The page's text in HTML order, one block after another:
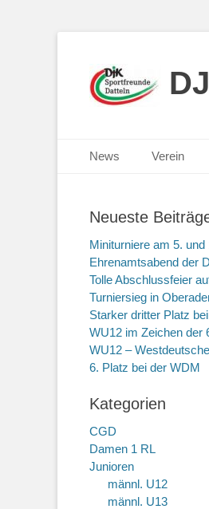
Primäres Menü
Inhalt
News Verein
Neueste
Miniturniere am 5.
Ehrenamtsabend der
Tolle Abschlussfeier
Turniersieg in
Starker dritter Platz
WU12 im Zeichen der
WU12 –
6. Platz bei der WDM
Kategorien
CGD
Damen 1 RL
Junioren
männl. U12
männl. U13